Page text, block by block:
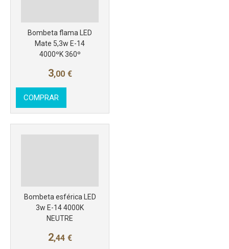
Bombeta flama LED
Mate 5,3w E-14
4000ºK 360º
3,00 €
COMPRAR
Bombeta esférica LED
3w E-14 4000K
NEUTRE
2,44 €